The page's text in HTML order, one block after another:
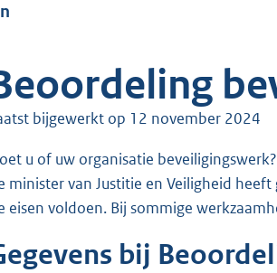
bijgewerkt op 12 november 2024
minister van Justitie en Veiligheid
eisen voldoen. Bij sommige
bij